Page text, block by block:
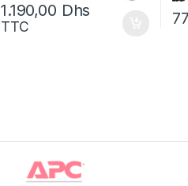
1.190,00 Dhs
TTC